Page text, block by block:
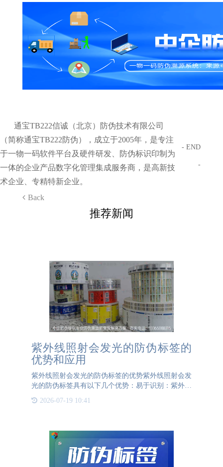
通宝TB222信诚（北京）防伪技术有限公司
（简称通宝TB222防伪），成立于2005年，是专注
于一物一码软件平台及硬件研发、防伪标识印制为
一体的企业产品数字化管理集成服务商，是高新技
术企业、专精特新企业。
Back
- END
-
推荐新闻
紫外线照射会发光的防伪标签的
优势和应用
紫外线照射会发光的防伪标签的优势紫外线照射会发
光的防伪标签具有以下几个优势：易于识别：紫外线
描仪等设备进行识别，具有较高的识别率和准确性。
2026-07-19 10:41